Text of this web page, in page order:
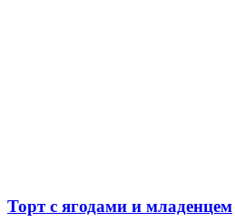
Торт с ягодами и младенцем